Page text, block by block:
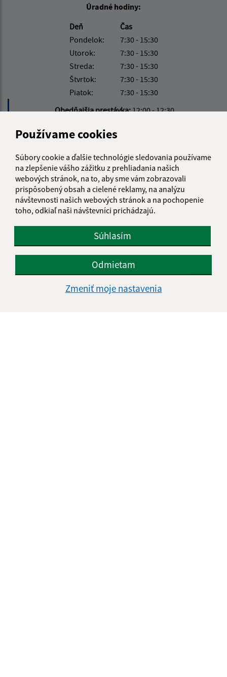
Používame cookies
Súbory cookie a ďalšie technológie sledovania používame
na zlepšenie vášho zážitku z prehliadania našich
webových stránok, na to, aby sme vám zobrazovali
prispôsobený obsah a cielené reklamy, na analýzu
návštevnosti našich webových stránok a na pochopenie
toho, odkiaľ naši návštevníci prichádzajú.
Súhlasím
Odmietam
Zmeniť moje nastavenia
Úradné hodiny:
Deň
Čas
Pondelok:
7:30 - 15:30
Utorok:
7:30 - 15:30
Streda:
7:30 - 15:30
Štvrtok:
7:30 - 15:30
Piatok:
7:30 - 15:30
Obedňajšia prestávka:12:00 - 12:30
Obecný úrad Vyšný Hrušov
Vyšný Hrušov 128
067 32 Vyšný Hrušov
starosta@vysnyhrusov.sk
IČO: 00323799